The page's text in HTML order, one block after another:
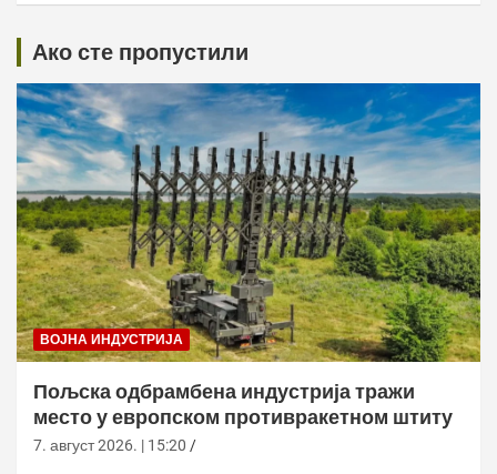
Ако сте пропустили
ВОЈНА ИНДУСТРИЈА
Пољска одбрамбена индустрија тражи
место у европском противракетном штиту
7. август 2026. | 15:20